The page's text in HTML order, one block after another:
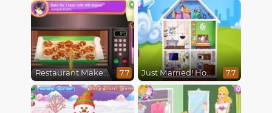
Restaurant Makeover 7.7 Just Married! Home Deco 7.7